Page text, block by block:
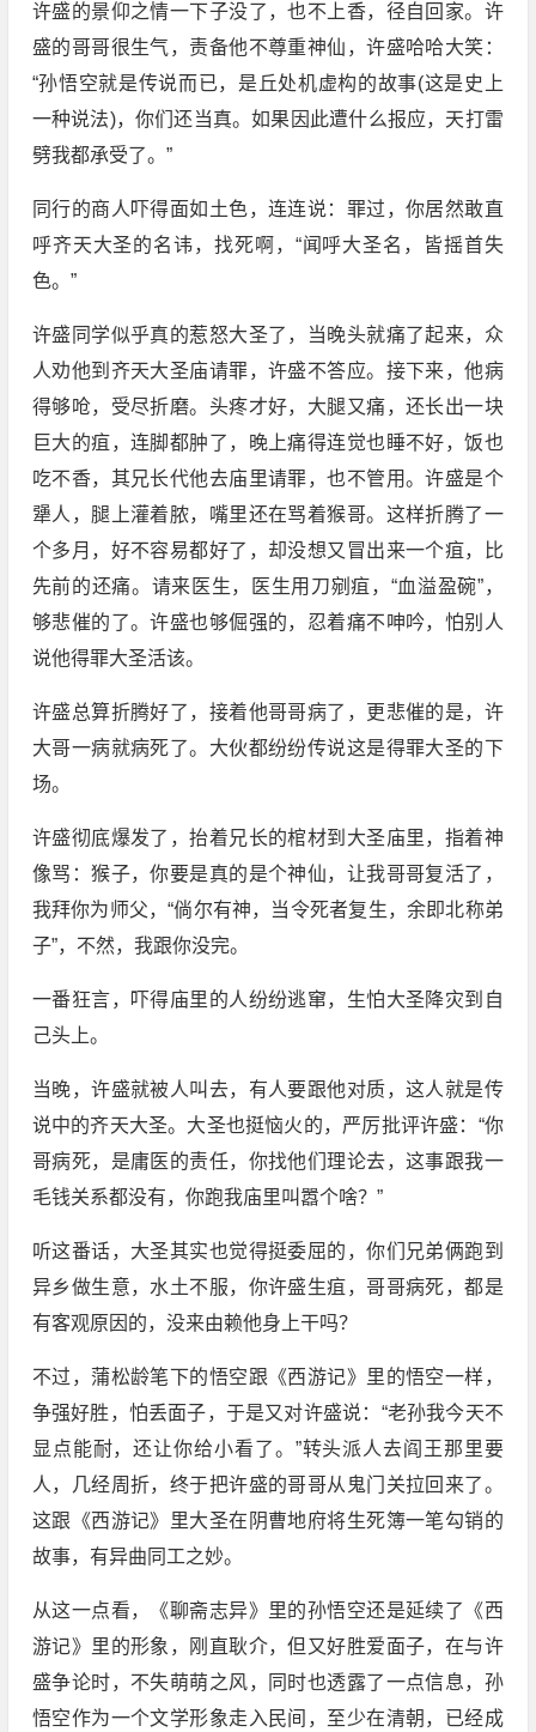
许盛的景仰之情一下子没了，也不上香，径自回家。许
盛的哥哥很生气，责备他不尊重神仙，许盛哈哈大笑：
“孙悟空就是传说而已，是丘处机虚构的故事(这是史上
一种说法)，你们还当真。如果因此遭什么报应，天打雷
劈我都承受了。”
同行的商人吓得面如土色，连连说：罪过，你居然敢直
呼齐天大圣的名讳，找死啊，“闻呼大圣名，皆摇首失
色。”
许盛同学似乎真的惹怒大圣了，当晚头就痛了起来，众
人劝他到齐天大圣庙请罪，许盛不答应。接下来，他病
得够呛，受尽折磨。头疼才好，大腿又痛，还长出一块
巨大的疽，连脚都肿了，晚上痛得连觉也睡不好，饭也
吃不香，其兄长代他去庙里请罪，也不管用。许盛是个
犟人，腿上灌着脓，嘴里还在骂着猴哥。这样折腾了一
个多月，好不容易都好了，却没想又冒出来一个疽，比
先前的还痛。请来医生，医生用刀剜疽，“血溢盈碗”，
够悲催的了。许盛也够倔强的，忍着痛不呻吟，怕别人
说他得罪大圣活该。
许盛总算折腾好了，接着他哥哥病了，更悲催的是，许
大哥一病就病死了。大伙都纷纷传说这是得罪大圣的下
场。
许盛彻底爆发了，抬着兄长的棺材到大圣庙里，指着神
像骂：猴子，你要是真的是个神仙，让我哥哥复活了，
我拜你为师父，“倘尔有神，当令死者复生，余即北称弟
子”，不然，我跟你没完。
一番狂言，吓得庙里的人纷纷逃窜，生怕大圣降灾到自
己头上。
当晚，许盛就被人叫去，有人要跟他对质，这人就是传
说中的齐天大圣。大圣也挺恼火的，严厉批评许盛：“你
哥病死，是庸医的责任，你找他们理论去，这事跟我一
毛钱关系都没有，你跑我庙里叫嚣个啥？”
听这番话，大圣其实也觉得挺委屈的，你们兄弟俩跑到
异乡做生意，水土不服，你许盛生疽，哥哥病死，都是
有客观原因的，没来由赖他身上干吗？
不过，蒲松龄笔下的悟空跟《西游记》里的悟空一样，
争强好胜，怕丢面子，于是又对许盛说：“老孙我今天不
显点能耐，还让你给小看了。”转头派人去阎王那里要
人，几经周折，终于把许盛的哥哥从鬼门关拉回来了。
这跟《西游记》里大圣在阴曹地府将生死簿一笔勾销的
故事，有异曲同工之妙。
从这一点看，《聊斋志异》里的孙悟空还是延续了《西
游记》里的形象，刚直耿介，但又好胜爱面子，在与许
盛争论时，不失萌萌之风，同时也透露了一点信息，孙
悟空作为一个文学形象走入民间，至少在清朝，已经成